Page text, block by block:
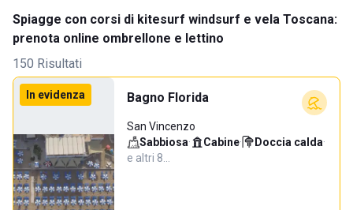
Spiagge con corsi di kitesurf windsurf e vela Toscana:
prenota online ombrellone e lettino
150 Risultati
In evidenza Bagno Florida
San Vincenzo
Sabbiosa· Cabine· Doccia calda·
e altri 8…